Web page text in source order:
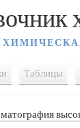
Таблицы